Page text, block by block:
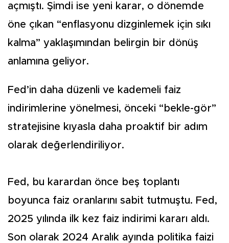
açmıştı. Şimdi ise yeni karar, o dönemde
öne çıkan “enflasyonu dizginlemek için sıkı
kalma” yaklaşımından belirgin bir dönüş
anlamına geliyor.
Fed’in daha düzenli ve kademeli faiz
indirimlerine yönelmesi, önceki “bekle-gör”
stratejisine kıyasla daha proaktif bir adım
olarak değerlendiriliyor.
Fed, bu karardan önce beş toplantı
boyunca faiz oranlarını sabit tutmuştu. Fed,
2025 yılında ilk kez faiz indirimi kararı aldı.
Son olarak 2024 Aralık ayında politika faizi